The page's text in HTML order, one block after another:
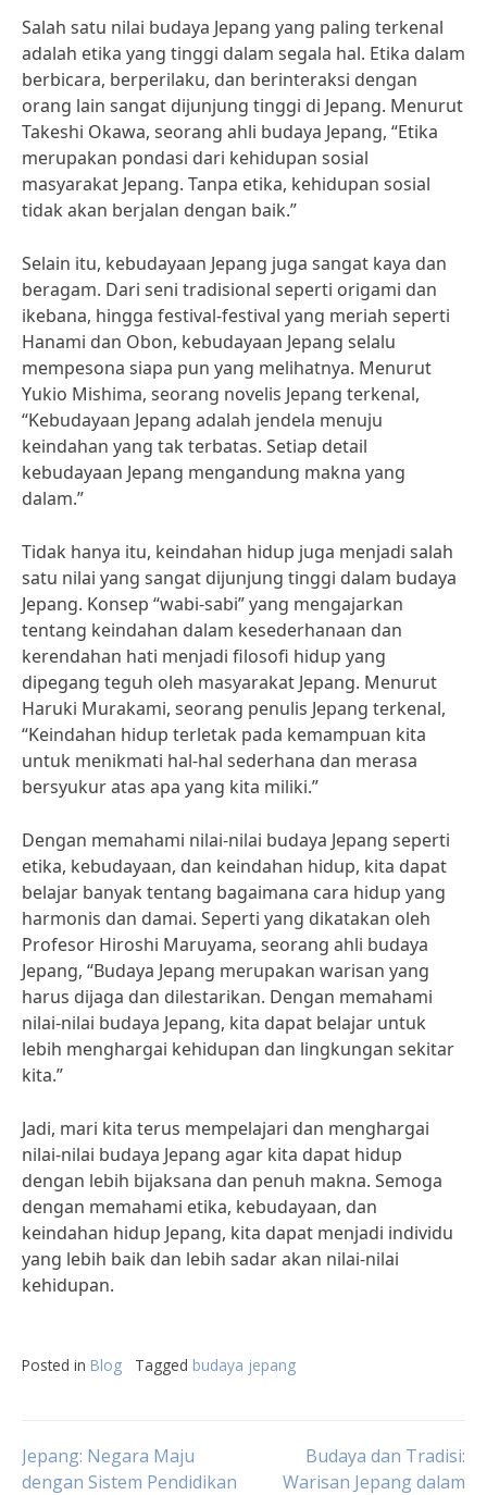
Salah satu nilai budaya Jepang yang paling terkenal
adalah etika yang tinggi dalam segala hal. Etika dalam
berbicara, berperilaku, dan berinteraksi dengan
orang lain sangat dijunjung tinggi di Jepang. Menurut
Takeshi Okawa, seorang ahli budaya Jepang, “Etika
merupakan pondasi dari kehidupan sosial
masyarakat Jepang. Tanpa etika, kehidupan sosial
tidak akan berjalan dengan baik.”
Selain itu, kebudayaan Jepang juga sangat kaya dan
beragam. Dari seni tradisional seperti origami dan
ikebana, hingga festival-festival yang meriah seperti
Hanami dan Obon, kebudayaan Jepang selalu
mempesona siapa pun yang melihatnya. Menurut
Yukio Mishima, seorang novelis Jepang terkenal,
“Kebudayaan Jepang adalah jendela menuju
keindahan yang tak terbatas. Setiap detail
kebudayaan Jepang mengandung makna yang
dalam.”
Tidak hanya itu, keindahan hidup juga menjadi salah
satu nilai yang sangat dijunjung tinggi dalam budaya
Jepang. Konsep “wabi-sabi” yang mengajarkan
tentang keindahan dalam kesederhanaan dan
kerendahan hati menjadi filosofi hidup yang
dipegang teguh oleh masyarakat Jepang. Menurut
Haruki Murakami, seorang penulis Jepang terkenal,
“Keindahan hidup terletak pada kemampuan kita
untuk menikmati hal-hal sederhana dan merasa
bersyukur atas apa yang kita miliki.”
Dengan memahami nilai-nilai budaya Jepang seperti
etika, kebudayaan, dan keindahan hidup, kita dapat
belajar banyak tentang bagaimana cara hidup yang
harmonis dan damai. Seperti yang dikatakan oleh
Profesor Hiroshi Maruyama, seorang ahli budaya
Jepang, “Budaya Jepang merupakan warisan yang
harus dijaga dan dilestarikan. Dengan memahami
nilai-nilai budaya Jepang, kita dapat belajar untuk
lebih menghargai kehidupan dan lingkungan sekitar
kita.”
Jadi, mari kita terus mempelajari dan menghargai
nilai-nilai budaya Jepang agar kita dapat hidup
dengan lebih bijaksana dan penuh makna. Semoga
dengan memahami etika, kebudayaan, dan
keindahan hidup Jepang, kita dapat menjadi individu
yang lebih baik dan lebih sadar akan nilai-nilai
kehidupan.
Posted in Blog Tagged budaya jepang
Post
Jepang: Negara Maju
dengan Sistem Pendidikan
Budaya dan Tradisi:
Warisan Jepang dalam